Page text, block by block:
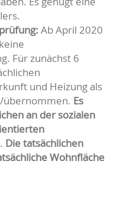
Ab April 2020
Für zunächst 6
und Heizung als
übernommen. Es
an der sozialen
. Die tatsächlichen
Wohnfläche